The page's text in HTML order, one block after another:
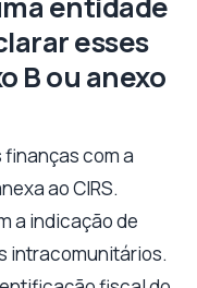
esses
B ou anexo
finanças com a
ao CIRS.
a indicação de
intracomunitários.